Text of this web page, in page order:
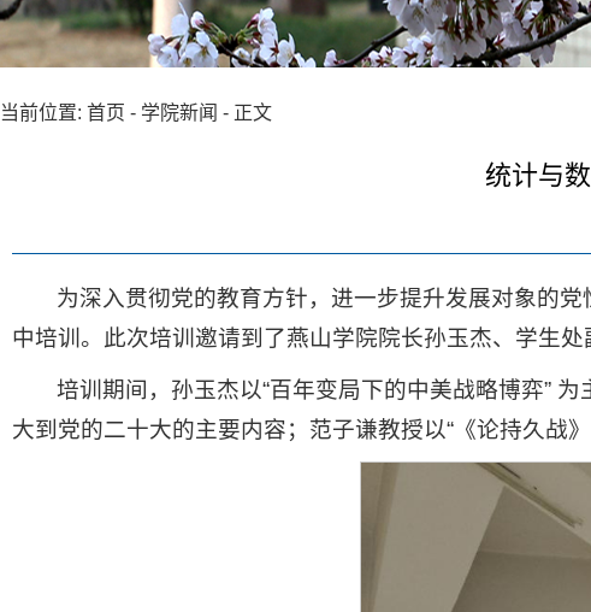
当前位置: 首页 - 学院新闻 - 正文
统计与
为深入贯彻党的教育方针，进一步提升发展对象的
中培训。此次培训邀请到了燕山学院院长孙玉杰、学生
培训期间，孙玉杰以“百年变局下的中美战略博弈”
大到党的二十大的主要内容；范子谦教授以“《论持久战